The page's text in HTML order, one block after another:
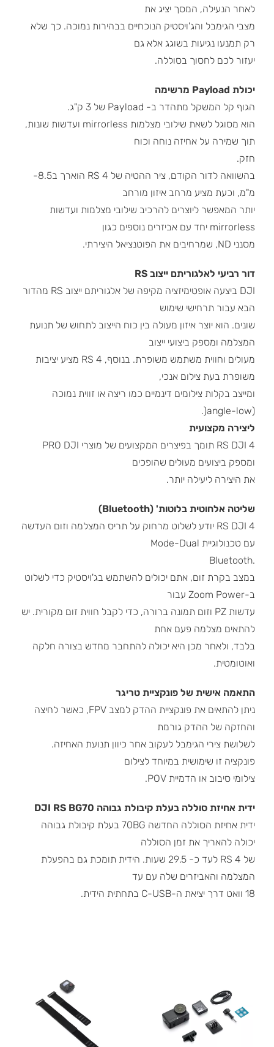
לאחר הנעילה, המסך יציג את
מצבי הגימבל והג'ויסטיק הנוכחיים בבהירות נמוכה. כך שלא
רק תמנעו נגיעות בשוגג אלא גם
יעזור לכם לחסוך בסוללה.
יכולת Payload מרשימה
הגוף קל המשקל מתהדר ב- Payload של 3 ק"ג.
הוא מסוגל לשאת שילובי מצלמות mirrorless ועדשות שונות,
תוך שמירה על אחיזה נוחה וכוח
חזק.
בהשוואה לדור הקודם, ציר ההטיה של 4 RS הוארך ב8.5-
מ"מ, וכעת מציע מרחב איזון מורחב
יותר המאפשר ליוצרים להרכיב שילובי מצלמות ועדשות
mirrorless יחד עם אביזרים נוספים כגון
מסנני ND, שמרחיבים את הפוטנציאל היצירתי.
דור רביעי לאלגוריתם ייצוב RS
DJI ביצעה אופטימיזציה מקיפה של אלגוריתם ייצוב RS מהדור
הבא עבור תרחישי שימוש
שונים. הוא יוצר איזון מעולה בין כוח הייצוב לתחוש של תנועת
המצלמה ומספק ביצועי ייצוב
מעולים וחווית משתמש משופרת. בנוסף, 4 RS מציע יציבות
משופרת בעת צילום אנכי,
ומייצב בקלות צילומים דינמיים כמו ריצה או זווית נמוכה
(angle-low(.
ליצירה מקצועית
4 RS DJI תומך בפיצרים המקצועים של מוצרי PRO DJI
ומספק ביצועים מעולים שהופכים
את היצירה ליעילה יותר.
שליטה אלחוטית בלוטות' (Bluetooth)
4 RS DJI יודע לשלוט מרחוק על תריס המצלמה וזום העדשה
עם טכנולוגיית Mode-Dual
.Bluetooth
במצב בקרת זום, אתם יכולים להשתמש בג'ויסטיק כדי לשלוט
ב-Zoom Power עבור
עדשות PZ וזום תמונה ברורה, כדי לקבל חווית זום מקורית. יש
להתאים מצלמה פעם אחת
בלבד, ולאחר מכן היא יכולה להתחבר מחדש בצורה חלקה
ואוטומטית.
התאמה אישית של פונקציית טריגר
ניתן להתאים את פונקציית ההדק למצב FPV, כאשר לחיצה
והחזקה של ההדק גורמת
לשלושת צירי הגימבל לעקוב אחר כיוון תנועת האחיזה.
פונקציה זו שימושית במיוחד לצילום
צילומי סיבוב או הדמיית POV.
ידית אחיזת סוללה בעלת קיבולת גבוהה DJI RS BG70
ידית אחיזת הסוללה החדשה 70BG בעלת קיבולת גבוהה
יכולה להאריך את זמן הסוללה
של 4 RS לעד כ- 29.5 שעות. הידית תומכת גם בהפעלת
המצלמה והאביזרים שלה עם עד
18 וואט דרך יציאת ה-C-USB בתחתית הידית.